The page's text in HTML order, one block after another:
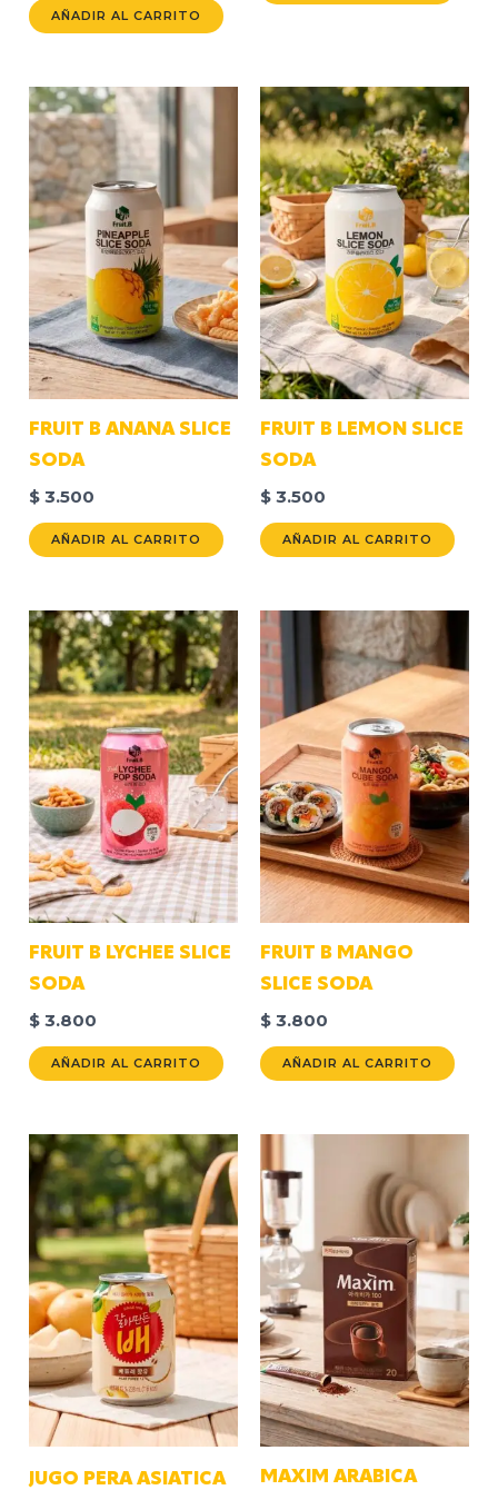
AÑADIR AL CARRITO
FRUIT B ANANA SLICE
SODA
$ 3.500
AÑADIR AL CARRITO
FRUIT B LEMON SLICE
SODA
$ 3.500
AÑADIR AL CARRITO
FRUIT B LYCHEE SLICE
SODA
$ 3.800
AÑADIR AL CARRITO
FRUIT B MANGO
SLICE SODA
$ 3.800
AÑADIR AL CARRITO
JUGO PERA ASIATICA
MAXIM ARABICA